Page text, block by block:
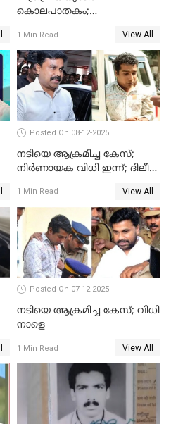
കൊലപാതകം;
സമ്മതിച്ചെന്ന് പൊലീസ്
1 Min Read View All
Posted On 08-12-2025
നടിയെ ആക്രമിച്ച കേസ്;
നിർണായക വിധി ഇന്ന്; ദിലീപ്
1 Min Read View All
Posted On 07-12-2025
നടിയെ ആക്രമിച്ച കേസ്; വിധി
നാളെ
1 Min Read View All